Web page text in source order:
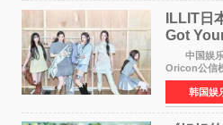
ILLIT日
Got
身纪录
中国娱乐网
Oricon公信
ILLIT在日本
Back》首周
期周单曲排
韩国娱